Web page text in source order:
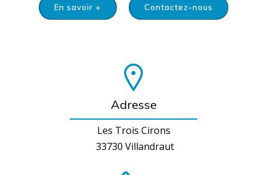
En savoir + Contactez-nous
Adresse
Les Trois Cirons
33730 Villandraut